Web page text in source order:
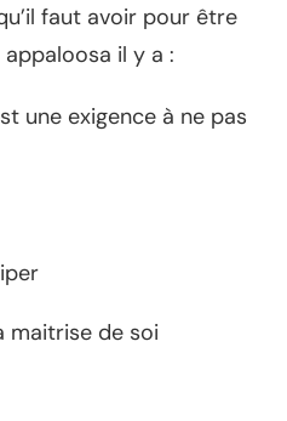
faut avoir pour être
il y a :
une exigence à ne pas
maitrise de soi